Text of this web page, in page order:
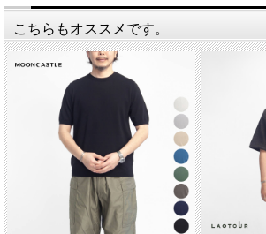
スイス発の接触冷感技術で、麻の
こちらもオススメです。